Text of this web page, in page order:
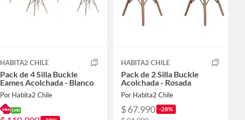
HABITA2 CHILE
Pack de 4 Silla Buckle
Eames Acolchada - Blanco
Por Habita2 Chile
HABITA2 CHILE
Pack de 2 Silla Buckle
Acolchada - Rosada
Por Habita2 Chile
$ 67.990 -28%